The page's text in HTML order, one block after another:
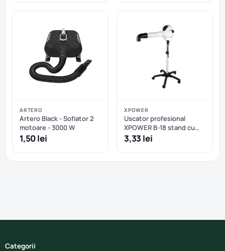
ARTERO
Artero Black - Sofiator 2
motoare - 3000 W
1,50 lei
XPOWER
Uscator profesional
XPOWER B-18 stand cu
motor brushless, anionic
și control variabil
3,33 lei
Categorii